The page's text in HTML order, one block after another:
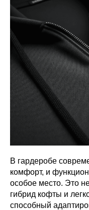
В гардеробе
комфорт, и
особое место. Это
гибрид кофты и
способный